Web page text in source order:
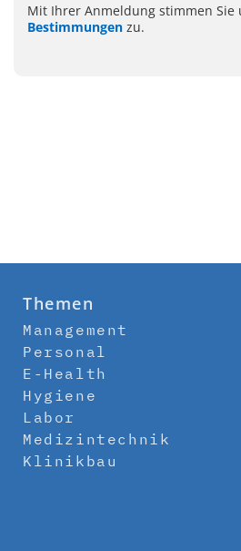
Mit Ihrer Anmeldung stimmen Sie
Bestimmungen zu.
Themen
Management
Personal
E-Health
Hygiene
Labor
Medizintechnik
Klinikbau